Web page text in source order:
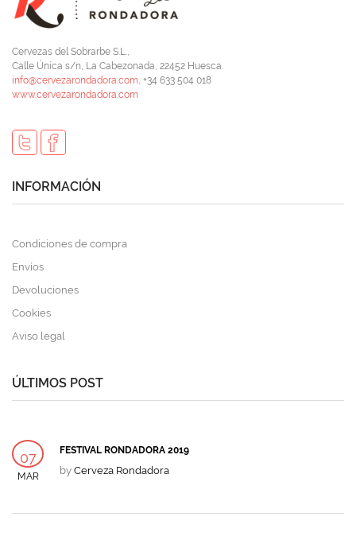
Cervezas del Sobrarbe S.L.,
Calle Única s/n, La Cabezonada, 22452 Huesca.
info@cervezarondadora.com, +34 633 504 018
www.cervezarondadora.com
INFORMACIÓN
Condiciones de compra
Envíos
Devoluciones
Cookies
Aviso legal
ÚLTIMOS POST
07
MAR
FESTIVAL RONDADORA 2019
by Cerveza Rondadora